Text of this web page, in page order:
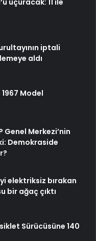
iptali
aldı
Model
Genel Merkezi’nin
Demokraside
elektriksiz bırakan
bir ağaç çıktı
Sürücüsüne 140